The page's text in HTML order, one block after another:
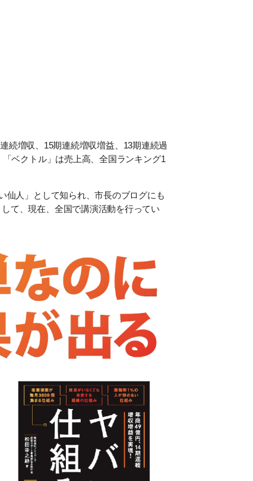
続増収、15期連続増収増益、13期連続過
ベクトル」は売上高、全国ランキング1
仙人」として知られ、市長のブログにも
て、現在、全国で講演活動を行ってい